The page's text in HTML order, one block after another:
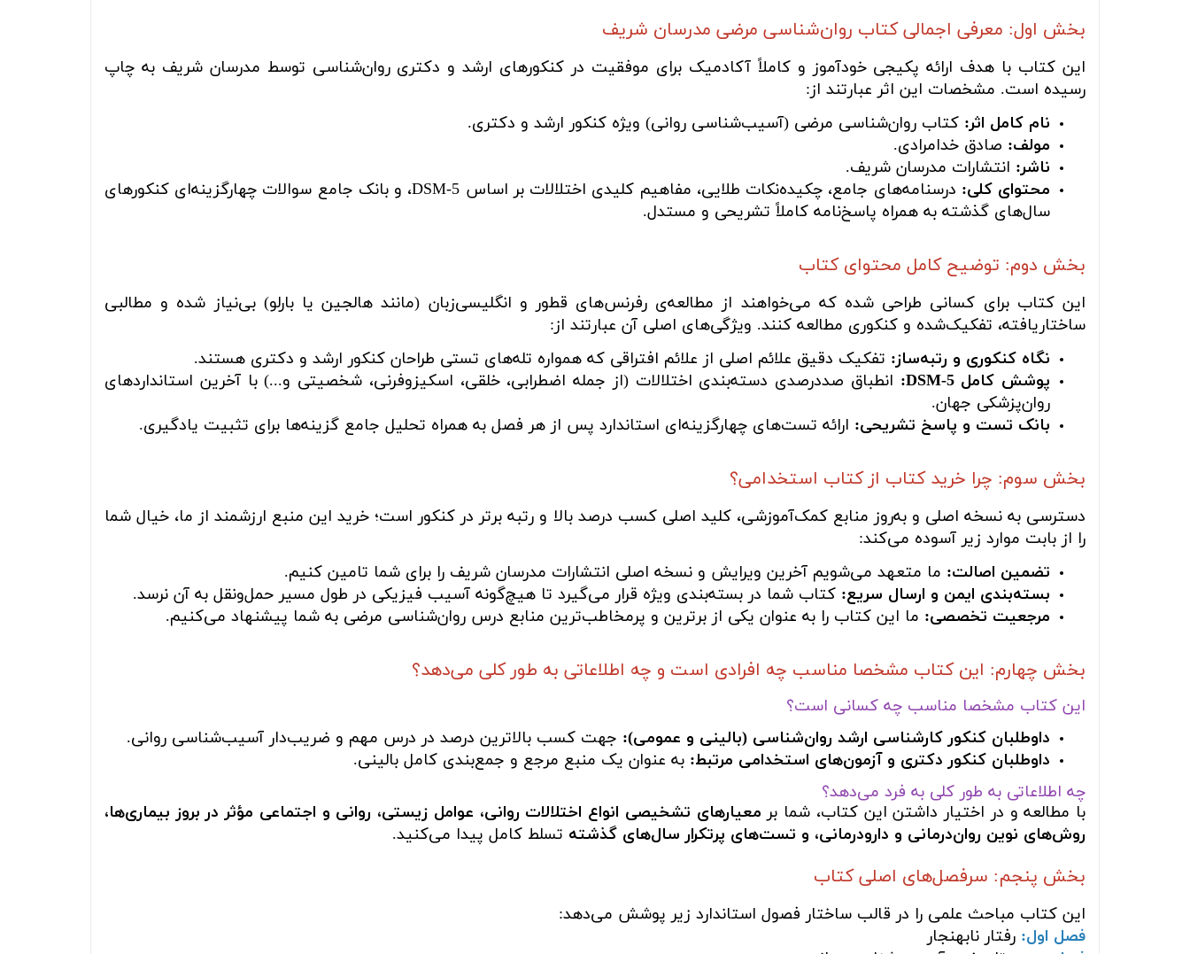
بخش اول: معرفی اجمالی کتاب روان‌شناسی مرضی مدرسان شریف
این کتاب با هدف ارائه پکیجی خودآموز و کاملاً آکادمیک برای موفقیت در کنکورهای ارشد و دکتری روان‌شناسی توسط مدرسان شریف به چاپ
رسیده است. مشخصات این اثر عبارتند از:
نام کامل اثر: کتاب روان‌شناسی مرضی (آسیب‌شناسی روانی) ویژه کنکور ارشد و دکتری.
مولف: صادق خدامرادی.
ناشر: انتشارات مدرسان شریف.
محتوای کلی:
درسنامه‌های جامع، چکیده‌نکات طلایی، مفاهیم کلیدی اختلالات بر اساس DSM-5، و بانک جامع سوالات چهارگزینه‌ای کنکورهای
سال‌های گذشته به همراه پاسخ‌نامه کاملاً تشریحی و مستدل.
بخش دوم: توضیح کامل محتوای کتاب
این کتاب برای کسانی طراحی شده که می‌خواهند از مطالعه‌ی رفرنس‌های قطور و انگلیسی‌زبان (مانند هالجین یا بارلو) بی‌نیاز شده و مطالبی
ساختاریافته، تفکیک‌شده و کنکوری مطالعه کنند. ویژگی‌های اصلی آن عبارتند از:
نگاه کنکوری و رتبه‌ساز: تفکیک دقیق علائم اصلی از علائم افتراقی که همواره تله‌های تستی طراحان کنکور ارشد و دکتری هستند.
پوشش کامل DSM-5:
انطباق صددرصدی دسته‌بندی اختلالات (از جمله اضطرابی، خلقی، اسکیزوفرنی، شخصیتی و...) با آخرین استانداردهای
روان‌پزشکی جهان.
بانک تست و پاسخ تشریحی: ارائه تست‌های چهارگزینه‌ای استاندارد پس از هر فصل به همراه تحلیل جامع گزینه‌ها برای تثبیت یادگیری.
بخش سوم: چرا خرید کتاب از کتاب استخدامی؟
دسترسی به نسخه اصلی و به‌روز منابع کمک‌آموزشی، کلید اصلی کسب درصد بالا و رتبه برتر در کنکور است؛ خرید این منبع ارزشمند از ما، خیال شما
را از بابت موارد زیر آسوده می‌کند:
تضمین اصالت: ما متعهد می‌شویم آخرین ویرایش و نسخه اصلی انتشارات مدرسان شریف را برای شما تامین کنیم.
بسته‌بندی ایمن و ارسال سریع: کتاب شما در بسته‌بندی ویژه قرار می‌گیرد تا هیچ‌گونه آسیب فیزیکی در طول مسیر حمل‌ونقل به آن نرسد.
مرجعیت تخصصی: ما این کتاب را به عنوان یکی از برترین و پرمخاطب‌ترین منابع درس روان‌شناسی مرضی به شما پیشنهاد می‌کنیم.
بخش چهارم: این کتاب مشخصا مناسب چه افرادی است و چه اطلاعاتی به طور کلی می‌دهد؟
این کتاب مشخصا مناسب چه کسانی است؟
داوطلبان کنکور کارشناسی ارشد روان‌شناسی (بالینی و عمومی): جهت کسب بالاترین درصد در درس مهم و ضریب‌دار آسیب‌شناسی روانی.
داوطلبان کنکور دکتری و آزمون‌های استخدامی مرتبط: به عنوان یک منبع مرجع و جمع‌بندی کامل بالینی.
چه اطلاعاتی به طور کلی به فرد می‌دهد؟
با مطالعه و در اختیار داشتن این کتاب، شما بر معیارهای تشخیصی انواع اختلالات روانی، عوامل زیستی، روانی و اجتماعی مؤثر در بروز بیماری‌ها،
روش‌های نوین روان‌درمانی و دارودرمانی، و تست‌های پرتکرار سال‌های گذشته تسلط کامل پیدا می‌کنید.
بخش پنجم: سرفصل‌های اصلی کتاب
این کتاب مباحث علمی را در قالب ساختار فصول استاندارد زیر پوشش می‌دهد:
فصل اول: رفتار نابهنجار